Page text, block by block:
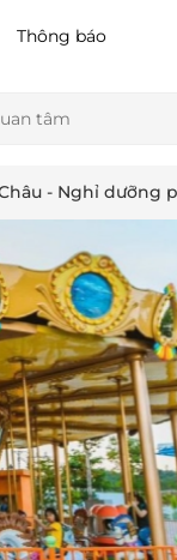
Thông báo
- Nghỉ dưỡng